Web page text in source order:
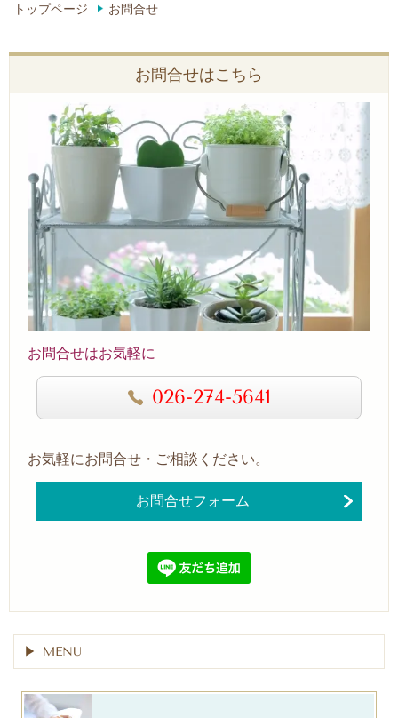
トップページ お問合せ
お問合せはこちら
お問合せはお気軽に
026-274-5641
お気軽にお問合せ・ご相談ください。
お問合せフォーム
MENU